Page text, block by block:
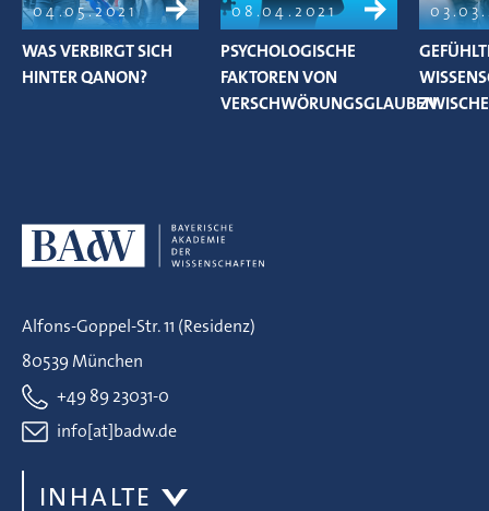
04.05.2021
WAS VERBIRGT SICH
HINTER QANON?
08.04.2021
PSYCHOLOGISCHE
FAKTOREN VON
VERSCHWÖRUNGSGLAUBEN
Alfons-Goppel-Str. 11 (Residenz)
80539 München
+49 89 23031-0
info[at]badw.de
INHALTE